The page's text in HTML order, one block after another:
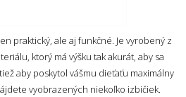
praktický, ale aj funkčné. Je vyrobený z
ktorý má výšku tak akurát, aby sa
aby poskytol vášmu dieťaťu maximálny
vyobrazených niekoľko izbičiek.